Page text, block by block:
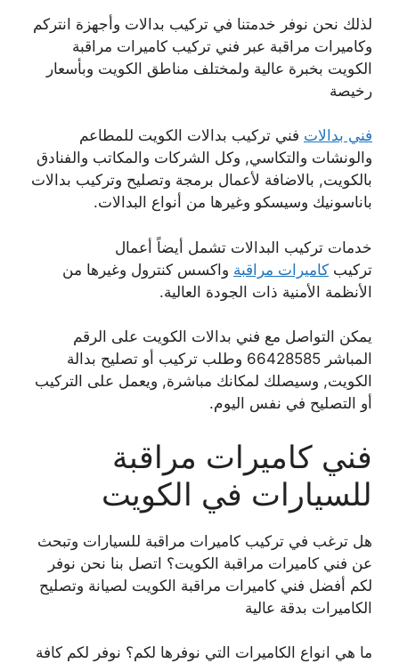
لذلك نحن نوفر خدمتنا في تركيب بدالات وأجهزة انتركم
وكاميرات مراقبة عبر فني تركيب كاميرات مراقبة
الكويت بخبرة عالية ولمختلف مناطق الكويت وبأسعار
رخيصة
فني بدالات فني تركيب بدالات الكويت للمطاعم
والونشات والتكاسي, وكل الشركات والمكاتب والفنادق
بالكويت, بالاضافة لأعمال برمجة وتصليح وتركيب بدالات
باناسونيك وسيسكو وغيرها من أنواع البدالات.
خدمات تركيب البدالات تشمل أيضاً أعمال
تركيب كاميرات مراقبة واكسس كنترول وغيرها من
الأنظمة الأمنية ذات الجودة العالية.
يمكن التواصل مع فني بدالات الكويت على الرقم
المباشر 66428585 وطلب تركيب أو تصليح بدالة
الكويت, وسيصلك لمكانك مباشرة, ويعمل على التركيب
أو التصليح في نفس اليوم.
فني كاميرات مراقبة
للسيارات في الكويت
هل ترغب في تركيب كاميرات مراقبة للسيارات وتبحث
عن فني كاميرات مراقبة الكويت؟ اتصل بنا نحن نوفر
لكم أفضل فني كاميرات مراقبة الكويت لصيانة وتصليح
الكاميرات بدقة عالية
ما هي انواع الكاميرات التي نوفرها لكم؟ نوفر لكم كافة